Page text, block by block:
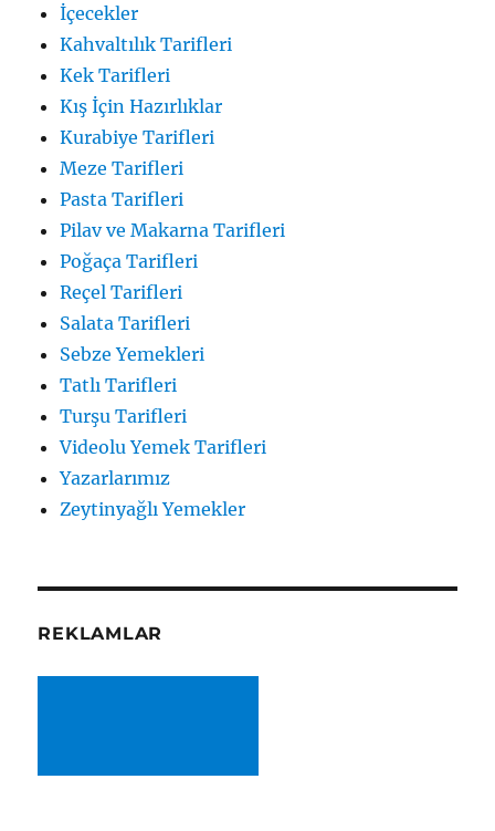
İçecekler
Kahvaltılık Tarifleri
Kek Tarifleri
Kış İçin Hazırlıklar
Kurabiye Tarifleri
Meze Tarifleri
Pasta Tarifleri
Pilav ve Makarna Tarifleri
Poğaça Tarifleri
Reçel Tarifleri
Salata Tarifleri
Sebze Yemekleri
Tatlı Tarifleri
Turşu Tarifleri
Videolu Yemek Tarifleri
Yazarlarımız
Zeytinyağlı Yemekler
REKLAMLAR